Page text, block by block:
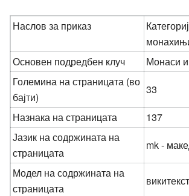
Наслов за приказ
Основен подредбен клуч
Монаси
Големина на страницата (во
бајти)
33
Назнака на страницата
137
Јазик на содржината на
страницата
mk -
Модел на содржината на
страницата
викитекст